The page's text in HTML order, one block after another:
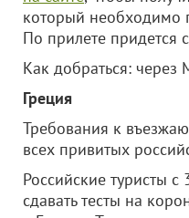
который необходимо
По прилете придется
Как добраться: через
Греция
Требования к
всех привитых
Российские туристы
сдавать тесты на